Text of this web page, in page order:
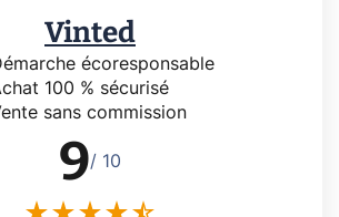
Vinted
écoresponsable
100 % sécurisé
sans commission
9/ 10